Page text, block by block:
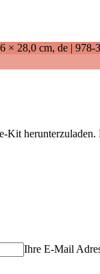
× 28,0 cm, de | 978-
Ihre E-Mail